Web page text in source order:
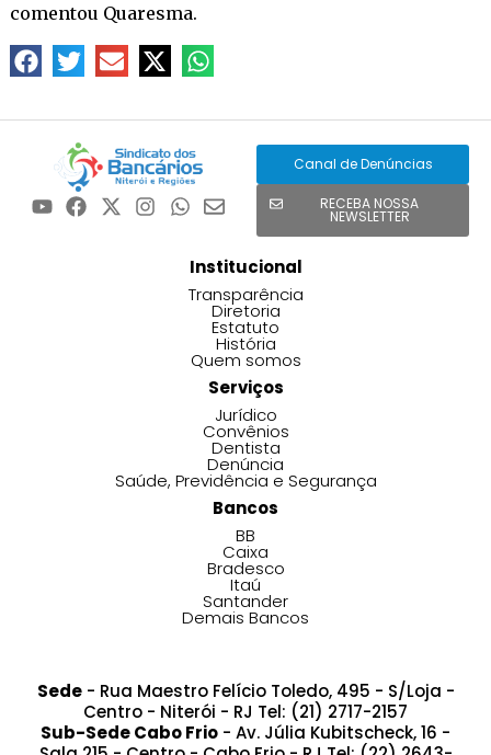
comentou Quaresma.
Canal de Denúncias
RECEBA NOSSA
NEWSLETTER
Institucional
Transparência
Diretoria
Estatuto
História
Quem somos
Serviços
Jurídico
Convênios
Dentista
Denúncia
Saúde, Previdência e Segurança
Bancos
BB
Caixa
Bradesco
Itaú
Santander
Demais Bancos
Sede- Rua Maestro Felício Toledo, 495 - S/Loja -
Centro - Niterói - RJ Tel: (21) 2717-2157
Sub-Sede Cabo Frio - Av. Júlia Kubitscheck, 16 -